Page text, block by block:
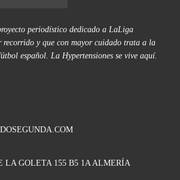
periodístico dedicado a LaLiga
recorrido y que con mayor cuidado trata a la
español. La Hypertensiones se vive aquí.
LA GOLETA 155 B5 1A ALMERÍA